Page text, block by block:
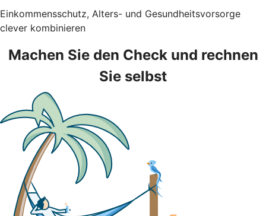
Einkommensschutz, Alters- und Gesundheitsvorsorge
clever kombinieren
Machen Sie den Check und rechnen
Sie selbst